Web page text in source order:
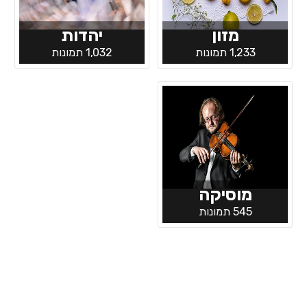
מזון
1,233 תמונות
יהדות
1,032 תמונות
מוסיקה
545 תמונות